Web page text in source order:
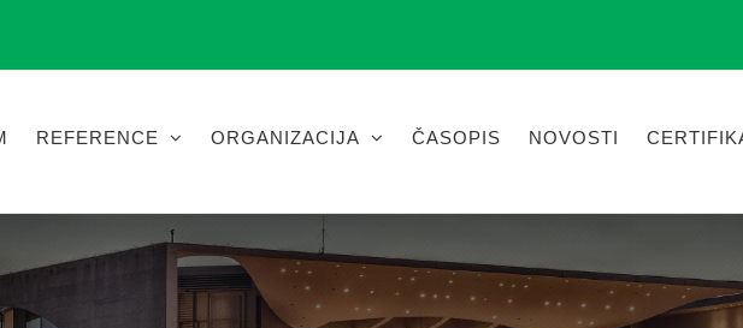
REFERENCE ORGANIZACIJA ČASOPIS NOVOSTI